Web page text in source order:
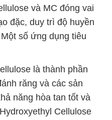
và MC đóng vai
đặc, duy trì độ huyền
số ứng dụng tiêu
là thành phần
răng và các sản
năng hòa tan tốt và
Cellulose